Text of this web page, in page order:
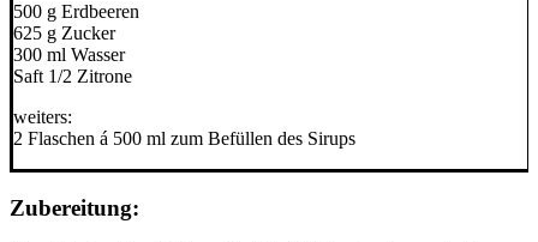
500 g Erdbeeren
625 g Zucker
300 ml Wasser
Saft 1/2 Zitrone
weiters:
2 Flaschen á 500 ml zum Befüllen des Sirups
Zubereitung: